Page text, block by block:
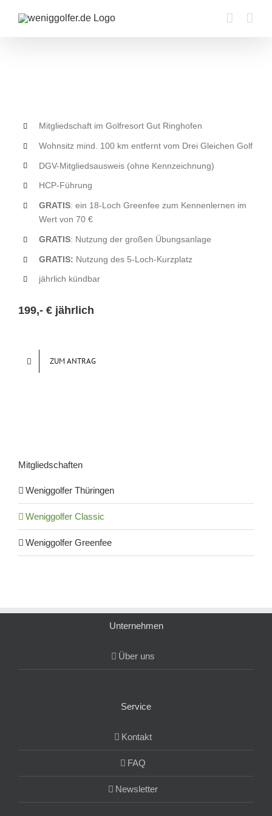
Inhalt
Mitgliedschaft im Golfresort Gut Ringhofen
Wohnsitz mind. 100 km entfernt vom Drei Gleichen Golf
DGV-Mitgliedsausweis (ohne Kennzeichnung)
HCP-Führung
GRATIS: ein 18-Loch Greenfee zum Kennenlernen im
Wert von 70 €
GRATIS: Nutzung der großen Übungsanlage
GRATIS: Nutzung des 5-Loch-Kurzplatz
jährlich kündbar
199,- € jährlich
ZUM ANTRAG
Mitgliedschaften
Weniggolfer Thüringen
Weniggolfer Classic
Weniggolfer Greenfee
Unternehmen
Über uns
Service
Kontakt
FAQ
Newsletter